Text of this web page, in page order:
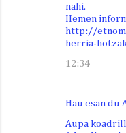
nahi.
Hemen
http://
herria-
12:34
Hau esan
Aupa